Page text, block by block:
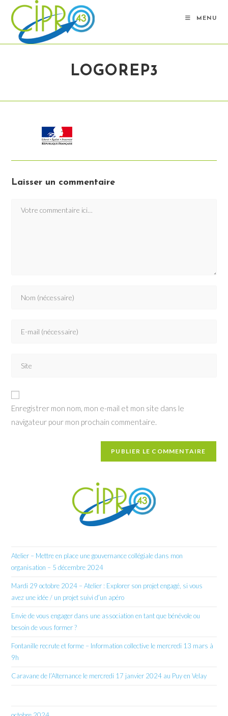
content
MENU
LOGOREP3
Laisser un commentaire
comment
address
comment
votre
site
(facultatif)
Enregistrer mon nom, mon e-mail et mon site dans le
navigateur pour mon prochain commentaire.
Atelier – Mettre en place une gouvernance collégiale dans mon
organisation – 5 décembre 2024
Mardi 29 octobre 2024 – Atelier : Explorer son projet engagé, si vous
avez une idée / un projet suivi d’un apéro
Envie de vous engager dans une association en tant que bénévole ou
besoin de vous former ?
Fontanille recrute et forme – Information collective le mercredi 13 mars à
9h
Caravane de l’Alternance le mercredi 17 janvier 2024 au Puy en Velay